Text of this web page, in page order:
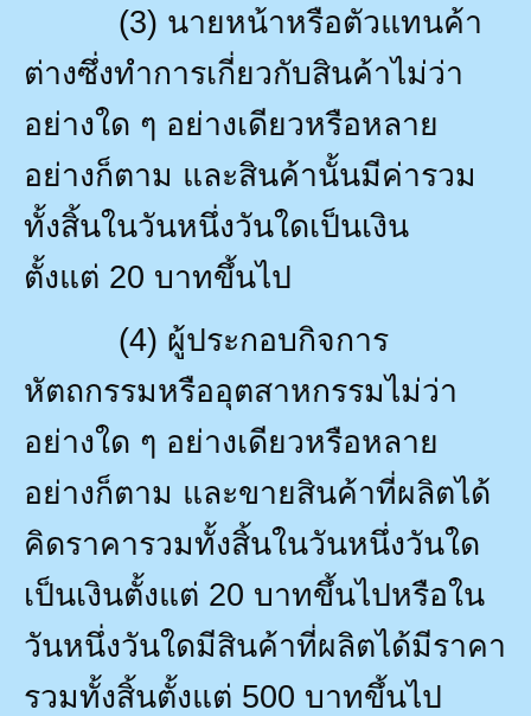
(3) นายหน้าหรือตัวแทนค้า
ต่างซึ่งทำการเกี่ยวกับสินค้าไม่ว่า
อย่างใด ๆ อย่างเดียวหรือหลาย
อย่างก็ตาม และสินค้านั้นมีค่ารวม
ทั้งสิ้นในวันหนึ่งวันใดเป็นเงิน
ตั้งแต่ 20 บาทขึ้นไป
(4) ผู้ประกอบกิจการ
หัตถกรรมหรืออุตสาหกรรมไม่ว่า
อย่างใด ๆ อย่างเดียวหรือหลาย
อย่างก็ตาม และขายสินค้าที่ผลิตได้
คิดราคารวมทั้งสิ้นในวันหนึ่งวันใด
เป็นเงินตั้งแต่ 20 บาทขึ้นไปหรือใน
วันหนึ่งวันใดมีสินค้าที่ผลิตได้มีราคา
รวมทั้งสิ้นตั้งแต่ 500 บาทขึ้นไป